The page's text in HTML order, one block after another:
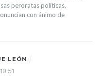
peroratas políticas,
con ánimo de
LEÓN